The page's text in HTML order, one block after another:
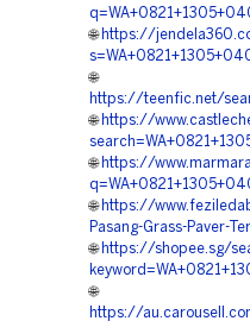
🌐 https://
🌐
https://teenfic.net/
🌐 https://
🌐 https://
🌐 https://
Pasang-Grass-Paver-
🌐 https://shopee.sg/
🌐
https://